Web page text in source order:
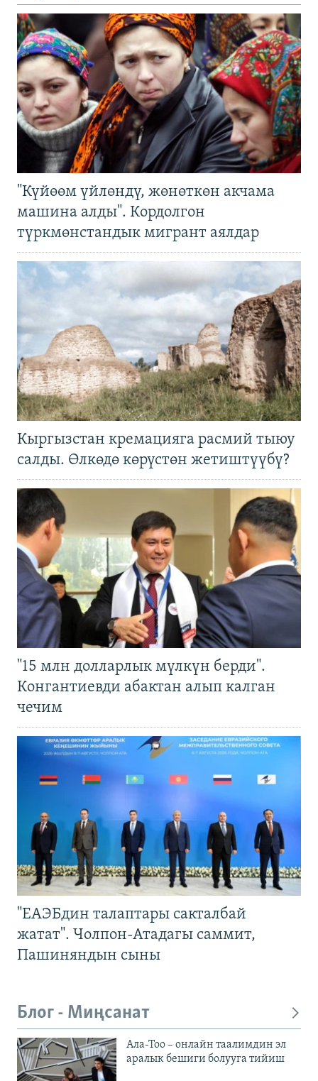
"Күйөөм үйлөндү, жөнөткөн акчама
машина алды". Кордолгон
түркмөнстандык мигрант аялдар
Кыргызстан кремацияга расмий тыюу
салды. Өлкөдө көрүстөн жетиштүүбү?
"15 млн долларлык мүлкүн берди".
Конгантиевди абактан алып калган
чечим
"ЕАЭБдин талаптары сакталбай
жатат". Чолпон-Атадагы саммит,
Пашиняндын сыны
Блог - Миңсанат
Ала-Тоо – онлайн таалимдин эл
аралык бешиги болууга тийиш